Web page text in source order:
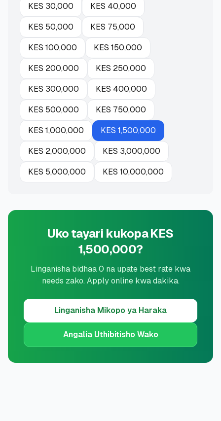
KES 30,000 KES 40,000
KES 50,000 KES 75,000
KES 100,000 KES 150,000
KES 200,000 KES 250,000
KES 300,000 KES 400,000
KES 500,000 KES 750,000
KES 1,000,000 KES 1,500,000
KES 2,000,000 KES 3,000,000
KES 5,000,000 KES 10,000,000
Uko tayari kukopa KES
1,500,000?
Linganisha bidhaa 0 na upate best rate kwa
needs zako. Apply online kwa dakika.
Linganisha Mikopo ya Haraka
Angalia Uthibitisho Wako